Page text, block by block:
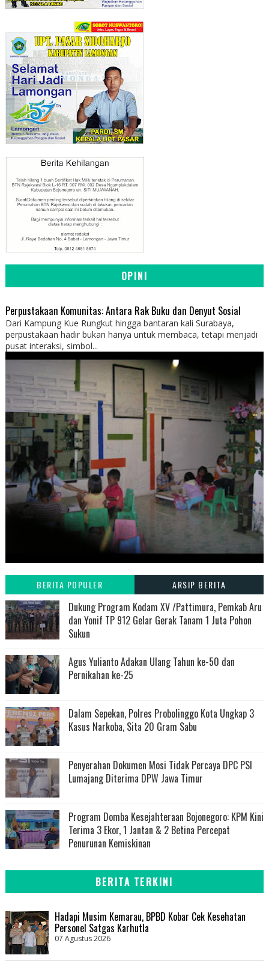
OPINI
Perpustakaan Komunitas: Antara Rak Buku dan Denyut Sosial
Dari Kampung Kue Rungkut hingga bantaran kali Surabaya,
perpustakaan hadir bukan hanya untuk membaca, tetapi menjadi
pusat interaksi, simbol...
BERITA POPULER ARSIP BERITA
Dukung Program Kodam XV /Pattimura, Pemkab Aru
dan Yonif TP 912 Gelar Gerak Tanam 1 Juta Pohon
Sukun
Agus Yulianto Adakan Ulang Tahun ke-50 dan
Pernikahan ke-25
Dalam Sepekan, Polres Probolinggo Kota Ungkap 3
Kasus Narkoba, Sita 20 Gram Sabu
Penyerahan Dokumen Mosi Tidak Percaya DPC PSI
Lumajang Diterima DPW Jawa Timur
Program Domba Kesejahteraan Bojonegoro: KPM Kini
Terima 3 Ekor, 1 Jantan & 2 Betina Percepat
Penurunan Kemiskinan
BERITA TERKINI
Hadapi Musim Kemarau, BPBD Kobar Cek Kesehatan
Personel Satgas Karhutla
07 Agustus 2026